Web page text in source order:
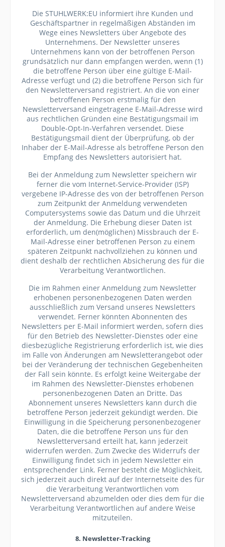
Die STUHLWERK:EU informiert ihre Kunden und
Geschäftspartner in regelmäßigen Abständen im
Wege eines Newsletters über Angebote des
Unternehmens. Der Newsletter unseres
Unternehmens kann von der betroffenen Person
grundsätzlich nur dann empfangen werden, wenn (1)
die betroffene Person über eine gültige E-Mail-
Adresse verfügt und (2) die betroffene Person sich für
den Newsletterversand registriert. An die von einer
betroffenen Person erstmalig für den
Newsletterversand eingetragene E-Mail-Adresse wird
aus rechtlichen Gründen eine Bestätigungsmail im
Double-Opt-In-Verfahren versendet. Diese
Bestätigungsmail dient der Überprüfung, ob der
Inhaber der E-Mail-Adresse als betroffene Person den
Empfang des Newsletters autorisiert hat.
Bei der Anmeldung zum Newsletter speichern wir
ferner die vom Internet-Service-Provider (ISP)
vergebene IP-Adresse des von der betroffenen Person
zum Zeitpunkt der Anmeldung verwendeten
Computersystems sowie das Datum und die Uhrzeit
der Anmeldung. Die Erhebung dieser Daten ist
erforderlich, um den(möglichen) Missbrauch der E-
Mail-Adresse einer betroffenen Person zu einem
späteren Zeitpunkt nachvollziehen zu können und
dient deshalb der rechtlichen Absicherung des für die
Verarbeitung Verantwortlichen.
Die im Rahmen einer Anmeldung zum Newsletter
erhobenen personenbezogenen Daten werden
ausschließlich zum Versand unseres Newsletters
verwendet. Ferner könnten Abonnenten des
Newsletters per E-Mail informiert werden, sofern dies
für den Betrieb des Newsletter-Dienstes oder eine
diesbezügliche Registrierung erforderlich ist, wie dies
im Falle von Änderungen am Newsletterangebot oder
bei der Veränderung der technischen Gegebenheiten
der Fall sein könnte. Es erfolgt keine Weitergabe der
im Rahmen des Newsletter-Dienstes erhobenen
personenbezogenen Daten an Dritte. Das
Abonnement unseres Newsletters kann durch die
betroffene Person jederzeit gekündigt werden. Die
Einwilligung in die Speicherung personenbezogener
Daten, die die betroffene Person uns für den
Newsletterversand erteilt hat, kann jederzeit
widerrufen werden. Zum Zwecke des Widerrufs der
Einwilligung findet sich in jedem Newsletter ein
entsprechender Link. Ferner besteht die Möglichkeit,
sich jederzeit auch direkt auf der Internetseite des für
die Verarbeitung Verantwortlichen vom
Newsletterversand abzumelden oder dies dem für die
Verarbeitung Verantwortlichen auf andere Weise
mitzuteilen.
8. Newsletter-Tracking